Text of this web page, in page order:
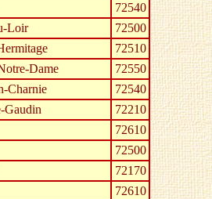
72540
Loir
72500
72510
Dame
72550
Charnie
72540
Gaudin
72210
72610
72500
72170
72610